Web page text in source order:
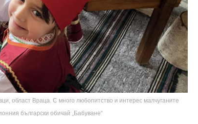
област Враца. С много любопитство и интерес малчуганите
български обичай „Бабуване“